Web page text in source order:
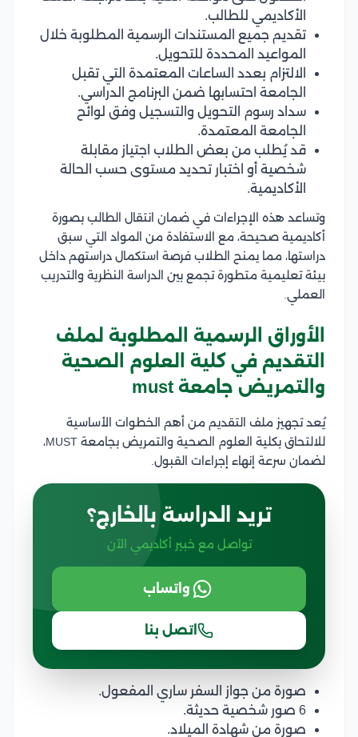
الأكاديمي للطالب.
تقديم جميع المستندات الرسمية المطلوبة خلال
المواعيد المحددة للتحويل.
الالتزام بعدد الساعات المعتمدة التي تقبل
الجامعة احتسابها ضمن البرنامج الدراسي.
سداد رسوم التحويل والتسجيل وفق لوائح
الجامعة المعتمدة.
قد يُطلب من بعض الطلاب اجتياز مقابلة
شخصية أو اختبار تحديد مستوى حسب الحالة
الأكاديمية.
وتساعد هذه الإجراءات في ضمان انتقال الطالب بصورة
أكاديمية صحيحة، مع الاستفادة من المواد التي سبق
دراستها، مما يمنح الطلاب فرصة استكمال دراستهم داخل
بيئة تعليمية متطورة تجمع بين الدراسة النظرية والتدريب
العملي.
الأوراق الرسمية المطلوبة لملف
التقديم في كلية العلوم الصحية
والتمريض جامعة must
يُعد تجهيز ملف التقديم من أهم الخطوات الأساسية
للالتحاق بكلية العلوم الصحية والتمريض بجامعة MUST،
لضمان سرعة إنهاء إجراءات القبول.
تريد الدراسة بالخارج؟
تواصل مع خبير أكاديمي الآن
واتساب
اتصل بنا
صورة من جواز السفر ساري المفعول.
6 صور شخصية حديثة.
صورة من شهادة الميلاد.